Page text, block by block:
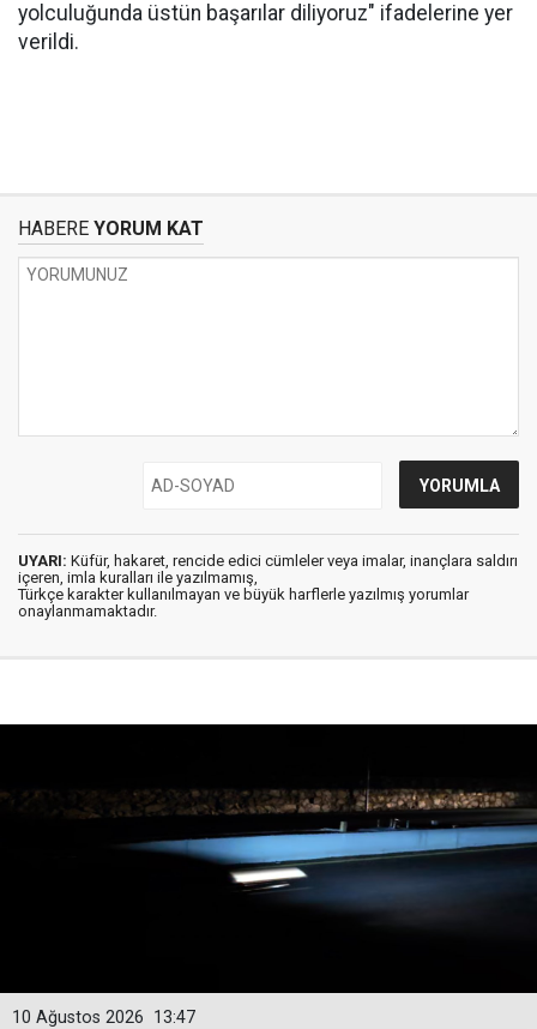
yolculuğunda üstün başarılar diliyoruz" ifadelerine yer
verildi.
HABERE YORUM KAT
UYARI: Küfür, hakaret, rencide edici cümleler veya imalar, inançlara saldırı
içeren, imla kuralları ile yazılmamış,
Türkçe karakter kullanılmayan ve büyük harflerle yazılmış yorumlar
onaylanmamaktadır.
13:47
10 Ağustos 2026